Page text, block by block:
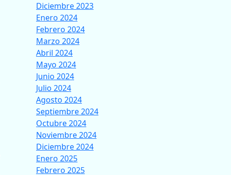
Diciembre 2023
Enero 2024
Febrero 2024
Marzo 2024
Abril 2024
Mayo 2024
Junio 2024
Julio 2024
Agosto 2024
Septiembre 2024
Octubre 2024
Noviembre 2024
Diciembre 2024
Enero 2025
Febrero 2025